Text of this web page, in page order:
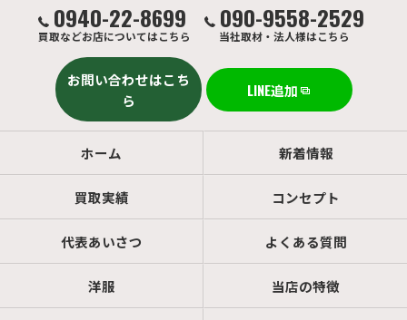
0940-22-8699
買取などお店についてはこちら
090-9558-2529
当社取材・法人様はこちら
お問い合わせはこち
ら
LINE追加
ホーム 新着情報
買取実績 コンセプト
代表あいさつ よくある質問
洋服 当店の特徴